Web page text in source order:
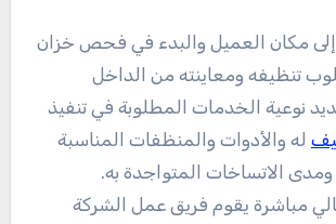
إلى مكان العميل والبدء في فحص خزان
تنظيفه ومعاينته من الداخل
نوعية الخدمات المطلوبة في تنفيذ
له والأدوات والمنظفات المناسبة
ومدى الاتساخات المتواجدة به.
مباشرة يقوم فريق عمل الشركة